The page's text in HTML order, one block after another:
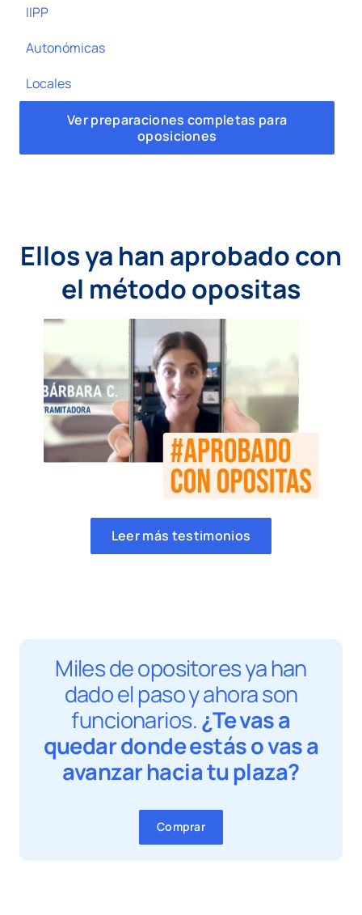
IIPP
Autonómicas
Locales
Ver preparaciones completas para
oposiciones
Ellos ya han aprobado con
el método opositas
Leer más testimonios
Miles de opositores ya han
dado el paso y ahora son
funcionarios.¿Te vas a
quedar donde estás o vas a
avanzar hacia tu plaza?
Comprar